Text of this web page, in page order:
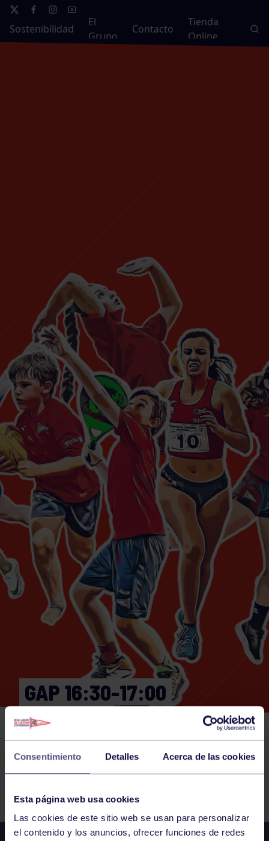
Consentimiento Detalles Acerca de las cookies
Esta página web usa cookies
Las cookies de este sitio web se usan para personalizar
el contenido y los anuncios, ofrecer funciones de redes
Sostenibilidad
El
Grupo
Contacto
Tienda
Online
GAP 16:30-17:00
GIMNASIO